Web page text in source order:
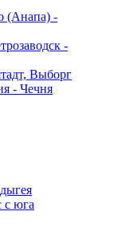
(Анапа) -
-
Выборг
- Чечня
с юга